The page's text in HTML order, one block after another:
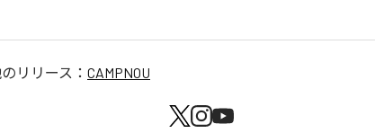
リリース： CAMPNOU